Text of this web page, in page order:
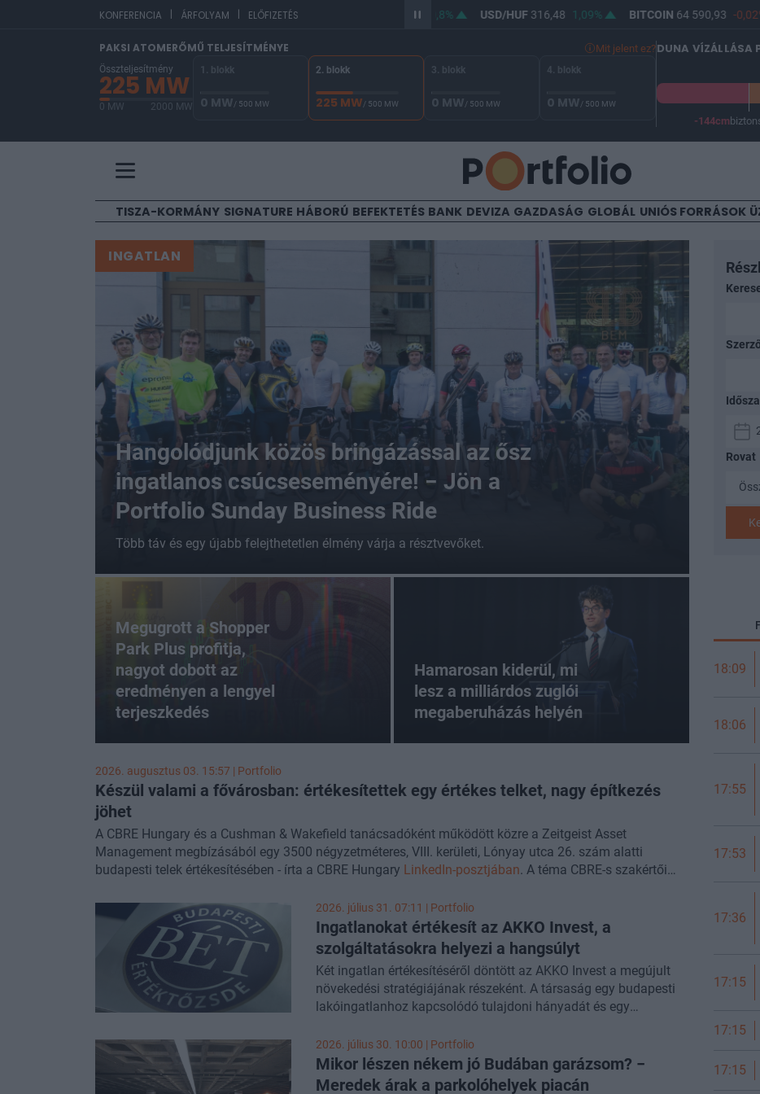
KONFERENCIA | ÁRFOLYAM | ELŐFIZETÉS 0,8% USD/HUF 316,48 1,09% BITCOIN64 590,93 -0,02%
PAKSI ATOMERŐMŰ TELJESÍTMÉNYE Mit jelent ez?
Összteljesítmény
225 MW
0 MW 2000 MW
1. blokk
0 MW/ 500 MW
2. blokk
225 MW/ 500 MW
3. blokk
0 MW/ 500 MW
4. blokk
0 MW/ 500 MW
DUNA VÍZÁLLÁSA
-144cm
TISZA-KORMÁNY SIGNATURE HÁBORÚ BEFEKTETÉS BANK DEVIZA GAZDASÁG GLOBÁL UNIÓS FORRÁSOK
INGATLAN
Hangolódjunk közös bringázással az ősz
ingatlanos csúcseseményére! − Jön a
Portfolio Sunday Business Ride
Több táv és egy újabb felejthetetlen élmény várja a résztvevőket.
Megugrott a Shopper
Park Plus profitja,
nagyot dobott az
eredményen a lengyel
terjeszkedés
Hamarosan kiderül, mi
lesz a milliárdos zuglói
megaberuházás helyén
2026. augusztus 03. 15:57 | Portfolio
Készül valami a fővárosban: értékesítettek egy értékes telket, nagy építkezés
jöhet
A CBRE Hungary és a Cushman & Wakefield tanácsadóként működött közre a Zeitgeist Asset
Management megbízásából egy 3500 négyzetméteres, VIII. kerületi, Lónyay utca 26. szám alatti
budapesti telek értékesítésében - írta a CBRE Hungary LinkedIn-posztjában. A téma CBRE-s szakértői
2026. július 31. 07:11 | Portfolio
Ingatlanokat értékesít az AKKO Invest, a
szolgáltatásokra helyezi a hangsúlyt
Két ingatlan értékesítéséről döntött az AKKO Invest a megújult
növekedési stratégiájának részeként. A társaság egy budapesti
lakóingatlanhoz kapcsolódó tulajdoni hányadát és egy
forrásokat pedig az integrált ingatlanszolgáltatási üzletág
fejlesztésére és további növekedésre fordítja.
2026. július 30. 10:00 | Portfolio
Mikor lészen nékem jó Budában garázsom? −
Meredek árak a parkolóhelyek piacán
Rovat
18:09
18:06
17:55
17:53
17:36
17:15
17:15
17:15